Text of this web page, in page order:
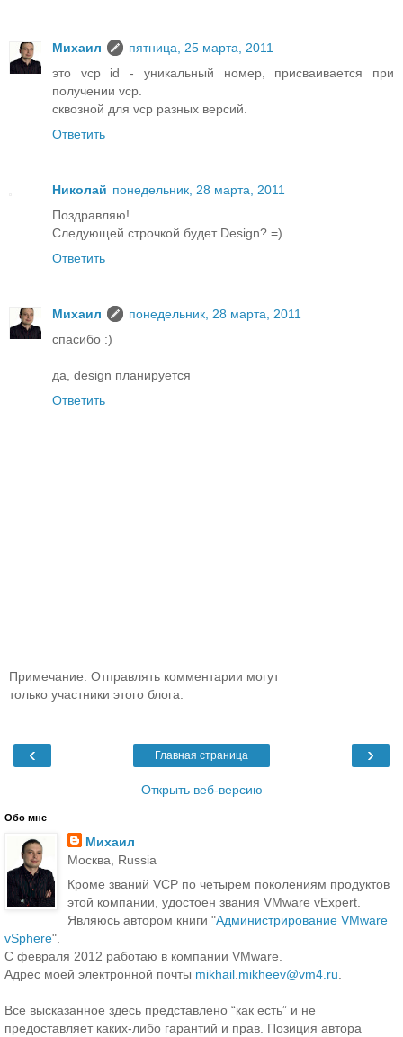
Михаил
пятница, 25 марта, 2011
это vcp id - уникальный номер, присваивается при
получении vcp.
сквозной для vcp разных версий.
Ответить
Николай понедельник, 28 марта, 2011
Поздравляю!
Следующей строчкой будет Design? =)
Ответить
Михаил
понедельник, 28 марта, 2011
спасибо :)
да, design планируется
Ответить
Примечание. Отправлять комментарии могут
только участники этого блога.
‹ ›
Главная страница
Открыть веб-версию
Обо мне
Михаил
Москва, Russia
Кроме званий VCP по четырем поколениям продуктов
этой компании, удостоен звания VMware vExpert.
Являюсь автором книги "Администрирование VMware
vSphere".
С февраля 2012 работаю в компании VMware.
Адрес моей электронной почты mikhail.mikheev@vm4.ru
Все высказанное здесь представлено “как есть” и не
предоставляет каких-либо гарантий и прав. Позиция автора